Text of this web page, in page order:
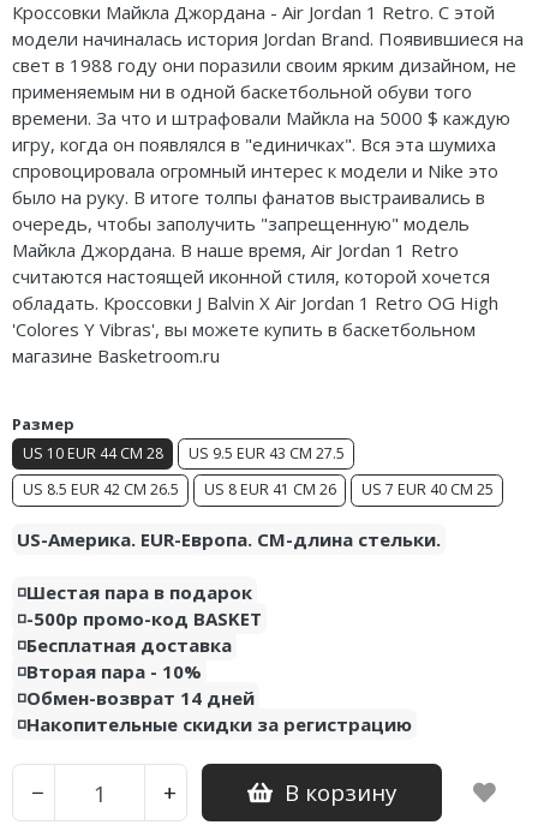
Кроссовки Майкла Джордана - Air Jordan 1 Retro. С этой
модели начиналась история Jordan Brand. Появившиеся на
свет в 1988 году они поразили своим ярким дизайном, не
применяемым ни в одной баскетбольной обуви того
времени. За что и штрафовали Майкла на 5000 $ каждую
игру, когда он появлялся в "единичках". Вся эта шумиха
спровоцировала огромный интерес к модели и Nike это
было на руку. В итоге толпы фанатов выстраивались в
очередь, чтобы заполучить "запрещенную" модель
Майкла Джордана. В наше время, Air Jordan 1 Retro
считаются настоящей иконной стиля, которой хочется
обладать. Кроссовки J Balvin X Air Jordan 1 Retro OG High
'Colores Y Vibras', вы можете купить в баскетбольном
магазине Basketroom.ru
Размер
US 10 EUR 44 CM 28
US 9.5 EUR 43 CM 27.5
US 8.5 EUR 42 CM 26.5
US 8 EUR 41 CM 26 US 7 EUR 40 CM 25
US-Америка. EUR-Европа. CM-длина стельки.
◽️Шестая пара в подарок
◽️-500р промо-код BASKET
◽️Бесплатная доставка
◽️Вторая пара - 10%
◽️Обмен-возврат 14 дней
◽️Накопительные скидки за регистрацию
− + В корзину
Nike Air Deldon
Nike Sabrina
Nike A’ja
Nike ST
Nike GT
Nike Ja
Nike Book
Nike Kyrie
Nike Freak
Nike KD
Nike PG
Nike Kobe
Nike Uptempo
Nike Foamposite